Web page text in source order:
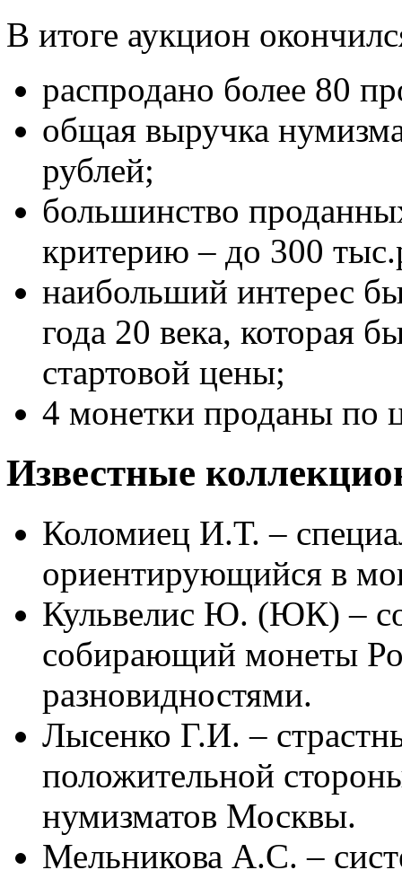
В итоге аукцион
распродано более 80
общая выручка
рублей;
большинство
критерию – до 300
наибольший интерес
года 20 века, которая
стартовой цены;
4 монетки проданы по
Известные
Коломиец И.Т. –
ориентирующийся в
Кульвелис Ю. (ЮК) –
собирающий монеты
разновидностями.
Лысенко Г.И. –
положительной
нумизматов Москвы.
Мельникова А.С. –